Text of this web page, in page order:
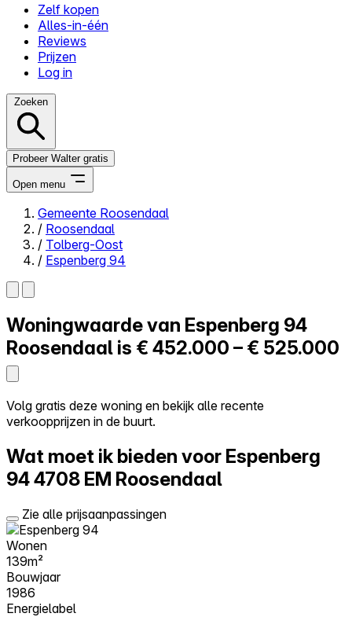
Zelf kopen
Alles-in-één
Reviews
Prijzen
Log in
Zoeken
Probeer Walter gratis
Open menu
Close menu
Zelf kopen
Alles-in-één
Reviews
Log in
Probeer Walter gratis
Gemeente Roosendaal
/ Roosendaal
/ Tolberg-Oost
/ Espenberg 94
Woningwaarde van Espenberg 94
Roosendaal is € 452.000 – € 525.000
Volg gratis deze woning en bekijk alle recente
verkoopprijzen in de buurt.
Wat moet ik bieden voor Espenberg
944708 EM Roosendaal
Zie alle prijsaanpassingen
Wonen
139m²
Bouwjaar
1986
Energielabel